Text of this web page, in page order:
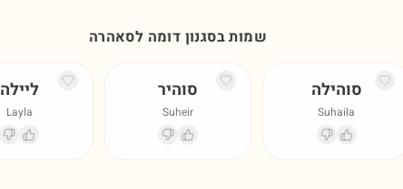
שמות בסגנון דומה לסאהרה
סוהילה
Suhaila
סוהיר
Suheir
ליילה
Layla